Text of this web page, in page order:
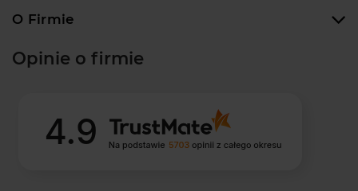
O Firmie
Opinie o firmie